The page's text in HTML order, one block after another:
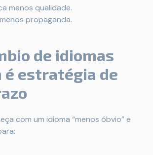
menos qualidade.
propaganda.
de idiomas
é estratégia de
com um idioma “menos óbvio” e